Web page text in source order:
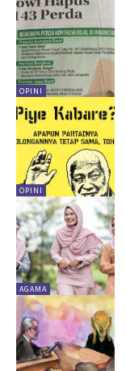
OPINI
OPINI
AGAMA